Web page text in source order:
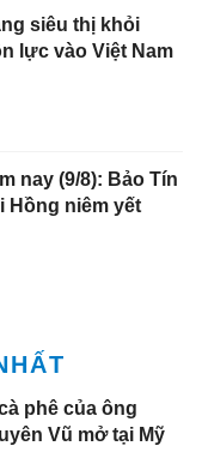
siêu thị khỏi
lực vào Việt Nam
nay (9/8): Bảo Tín
Hồng niêm yết
phê của ông
Vũ mở tại Mỹ